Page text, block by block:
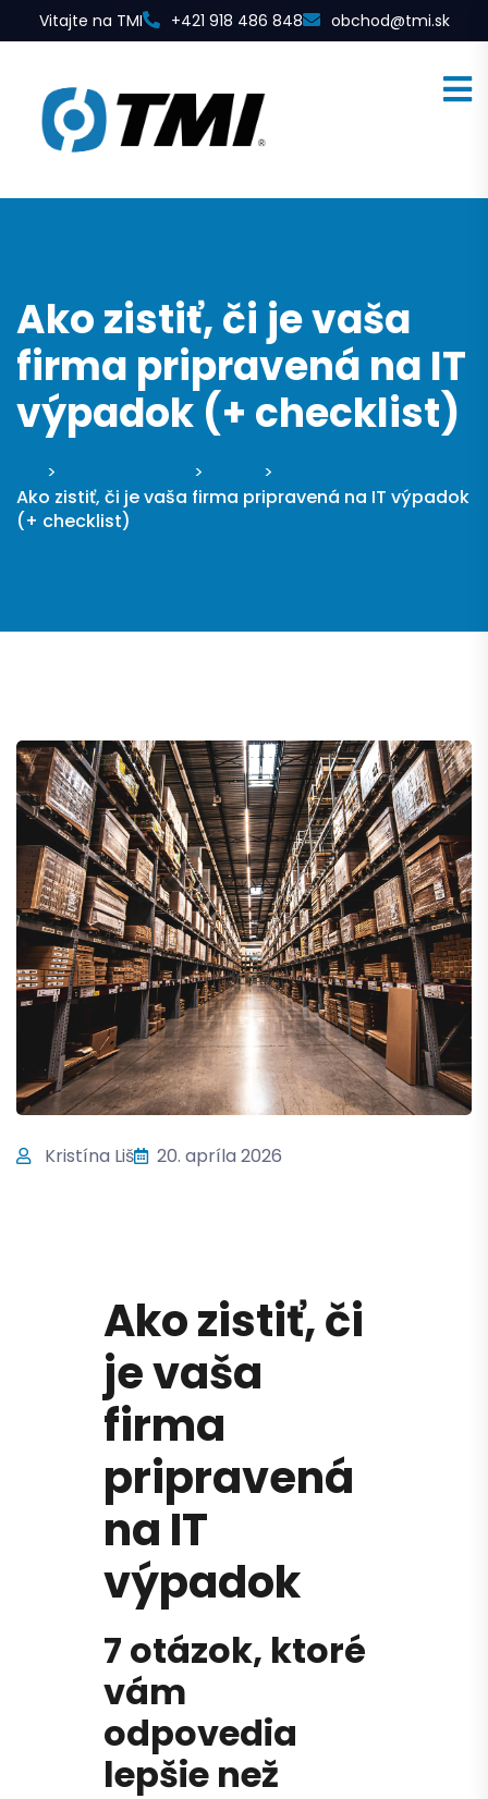
Vitajte na TMI +421 918 486 848 obchod@tmi.sk
Ako zistiť, či je vaša
firma pripravená na IT
výpadok (+ checklist)
> >
>
Ako zistiť, či je vaša firma pripravená na IT výpadok
(+ checklist)
Kristína Liš 20. apríla 2026
Ako zistiť, či
je vaša
firma
pripravená
na IT
výpadok
7 otázok, ktoré
vám
odpovedia
lepšie než